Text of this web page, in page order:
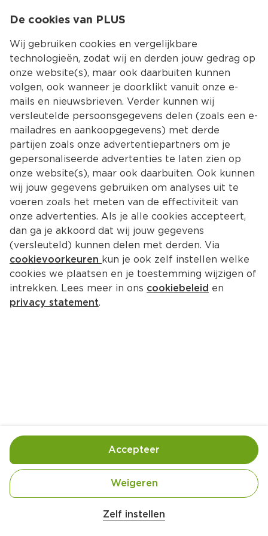
Kies jouw
Ingrediënten Bereiding
De cookies van PLUS
Wij gebruiken cookies en vergelijkbare
technologieën, zodat wij en derden jouw gedrag op
onze website(s), maar ook daarbuiten kunnen
volgen, ook wanneer je doorklikt vanuit onze e-
mails en nieuwsbrieven. Verder kunnen wij
versleutelde persoonsgegevens delen (zoals een e-
mailadres en aankoopgegevens) met derde
partijen zoals onze advertentiepartners om je
gepersonaliseerde advertenties te laten zien op
onze website(s), maar ook daarbuiten. Ook kunnen
wij jouw gegevens gebruiken om analyses uit te
voeren zoals het meten van de effectiviteit van
onze advertenties. Als je alle cookies accepteert,
dan ga je akkoord dat wij jouw gegevens
(versleuteld) kunnen delen met derden. Via
cookievoorkeuren kun je ook zelf instellen welke
cookies we plaatsen en je toestemming wijzigen of
intrekken. Lees meer in ons cookiebeleid en
privacy statement.
Zelf instellen
Weigeren
Accepteer